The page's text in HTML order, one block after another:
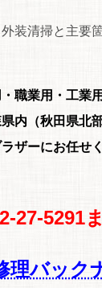
装清掃と主要
職業用・工業
内（秋田県北
ザーにお任せ
27-5291
理バック